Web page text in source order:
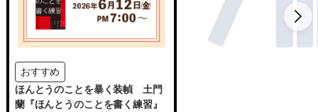
おすすめ
ほんとうのことを暴く装幀 土門
蘭『ほんとうのことを書く練習』